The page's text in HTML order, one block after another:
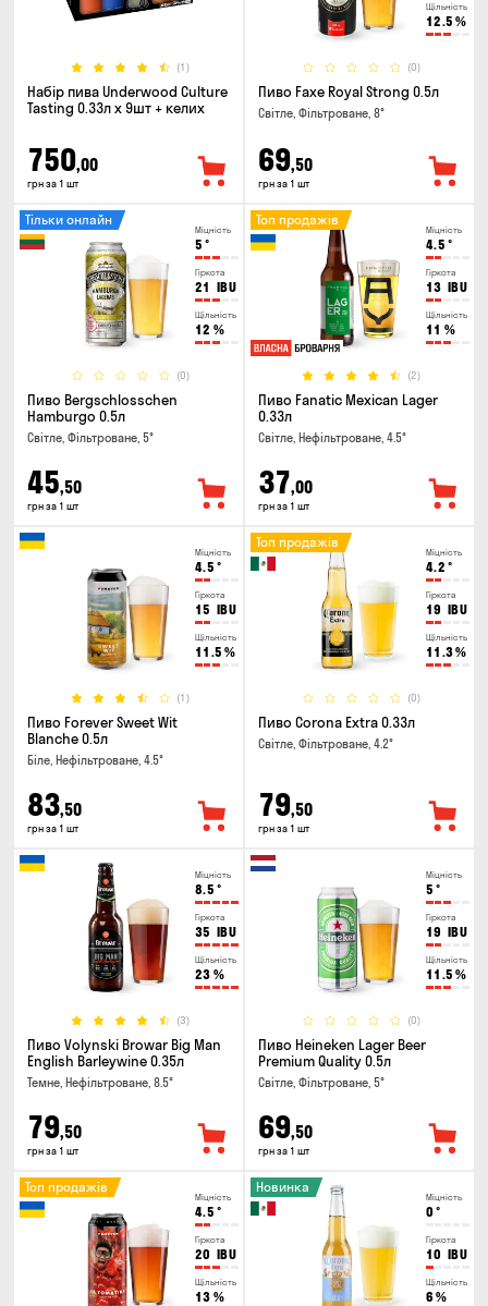
(1)
Набір пива Underwood Culture
Tasting 0.33л x 9шт + келих
750,00
грн за 1 шт
Щільність
12.5 %
(0)
Пиво Faxe Royal Strong 0.5л
Світле, Фільтроване, 8°
69,50
грн за 1 шт
Міцність
5 °
Гіркота
21 IBU
Щільність
12 %
(0)
Тільки онлайн
Пиво Bergschlosschen
Hamburgo 0.5л
Світле, Фільтроване, 5°
45,50
грн за 1 шт
Міцність
4.5 °
Гіркота
13 IBU
Щільність
11 %
(2)
Топ продажів
Пиво Fanatic Mexican Lager
0.33л
Світле, Нефільтроване, 4.5°
37,00
грн за 1 шт
Міцність
4.5 °
Гіркота
15 IBU
Щільність
11.5 %
(1)
Пиво Forever Sweet Wit
Blanche 0.5л
Біле, Нефільтроване, 4.5°
83,50
грн за 1 шт
Міцність
4.2 °
Гіркота
19 IBU
Щільність
11.3%
(0)
Топ продажів
Пиво Corona Extra 0.33л
Світле, Фільтроване, 4.2°
79,50
грн за 1 шт
Міцність
8.5 °
Гіркота
35 IBU
Щільність
23 %
(3)
Пиво Volynski Browar Big Man
English Barleywine 0.35л
Темне, Нефільтроване, 8.5°
79,50
грн за 1 шт
Міцність
5 °
Гіркота
19 IBU
Щільність
11.5 %
(0)
Пиво Heineken Lager Beer
Premium Quality 0.5л
Світле, Фільтроване, 5°
69,50
грн за 1 шт
Міцність
4.5 °
Гіркота
20 IBU
Щільність
13 %
Топ продажів
Міцність
0 °
Гіркота
10 IBU
Щільність
6 %
Новинка